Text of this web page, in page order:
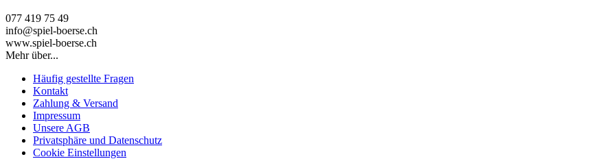
077 419 75 49
info@spiel-boerse.ch
www.spiel-boerse.ch
Mehr über...
Häufig gestellte Fragen
Kontakt
Zahlung & Versand
Impressum
Unsere AGB
Privatsphäre und Datenschutz
Cookie Einstellungen